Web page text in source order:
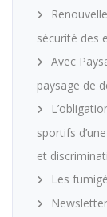
sécurité des
Avec
paysage de
sportifs
et
Les